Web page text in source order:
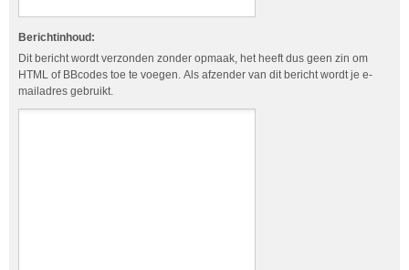
Berichtinhoud:
Dit bericht wordt verzonden zonder opmaak, het heeft dus geen zin om
HTML of BBcodes toe te voegen. Als afzender van dit bericht wordt je e-
mailadres gebruikt.